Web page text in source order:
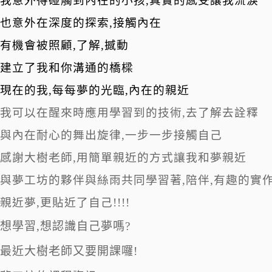
也意外在深度的探索,接觸內在
有機會被照顧,了解,撼動
建立了我和你溝通的橋樑
現在的我,每每夢的光臨,內在的親近
我可以在醒來時應用學習到的技術,去了解去詮釋
與內在耐心的舞出旋律,一步一步接觸自己
感謝大樹老師,用簡單親近的方式讓我和夢親近
與夢工坊的夥伴與絲雨共同學習著,陪伴,有趣的實
親近夢,更貼近了自己!!!!
想學習,想認識自己夢嗎?
最近大樹老師又要開課囉!